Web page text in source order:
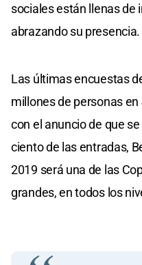
sociales están llenas de
abrazando su presencia.
Las últimas encuestas
millones de personas
con el anuncio de que
ciento de las entradas,
2019 será una de las
grandes, en todos los